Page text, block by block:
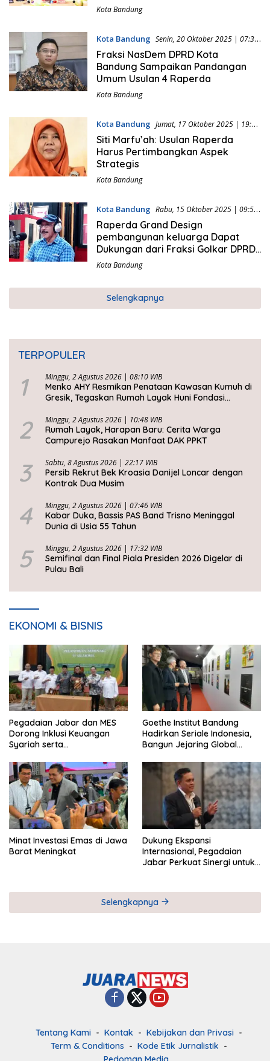
Kota Bandung
Kota Bandung Senin, 20 Oktober 2025 | 07:32
WIB
Fraksi NasDem DPRD Kota
Bandung Sampaikan Pandangan
Umum Usulan 4 Raperda
Kota Bandung
Kota Bandung Jumat, 17 Oktober 2025 | 19:50
WIB
Siti Marfu’ah: Usulan Raperda
Harus Pertimbangkan Aspek
Strategis
Kota Bandung
Kota Bandung Rabu, 15 Oktober 2025 | 09:52
WIB
Raperda Grand Design
pembangunan keluarga Dapat
Dukungan dari Fraksi Golkar DPRD
Kota Bandung
Kota Bandung
Selengkapnya
TERPOPULER
1 Minggu, 2 Agustus 2026 | 08:10 WIB
Menko AHY Resmikan Penataan Kawasan Kumuh di
Gresik, Tegaskan Rumah Layak Huni Fondasi
2 Minggu, 2 Agustus 2026 | 10:48 WIB
Rumah Layak, Harapan Baru: Cerita Warga
Campurejo Rasakan Manfaat DAK PPKT
3 Sabtu, 8 Agustus 2026 | 22:17 WIB
Persib Rekrut Bek Kroasia Danijel Loncar dengan
Kontrak Dua Musim
4 Minggu, 2 Agustus 2026 | 07:46 WIB
Kabar Duka, Bassis PAS Band Trisno Meninggal
Dunia di Usia 55 Tahun
5 Minggu, 2 Agustus 2026 | 17:32 WIB
Semifinal dan Final Piala Presiden 2026 Digelar di
Pulau Bali
EKONOMI & BISNIS
Pegadaian Jabar dan MES
Dorong Inklusi Keuangan
Syariah serta
Goethe Institut Bandung
Hadirkan Seriale Indonesia,
Bangun Jejaring Global
Minat Investasi Emas di Jawa
Barat Meningkat
Dukung Ekspansi
Internasional, Pegadaian
Jabar Perkuat Sinergi untuk
Selengkapnya
Tentang Kami Kontak
Kebijakan dan Privasi
Term & Conditions
Kode Etik Jurnalistik